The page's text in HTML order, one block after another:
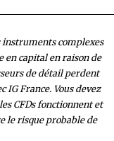
instruments complexes
en capital en raison de
de détail perdent
IG France. Vous devez
CFDs fonctionnent et
le risque probable de